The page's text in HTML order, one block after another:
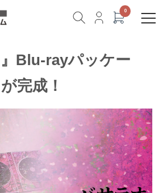
』Blu-rayパッケー
完成！